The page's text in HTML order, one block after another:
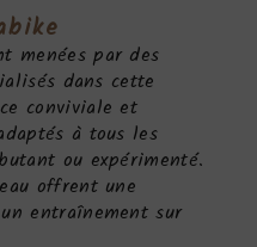
menées par des
dans cette
conviviale et
à tous les
ou expérimenté.
offrent une
entraînement sur